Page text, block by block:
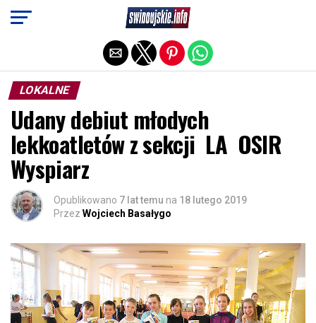
LOKALNE
Udany debiut młodych
lekkoatletów z sekcji LA OSIR
Wyspiarz
Opublikowano 7 lat temu na 18 lutego 2019
Przez Wojciech Basałygo
Exit mobile version